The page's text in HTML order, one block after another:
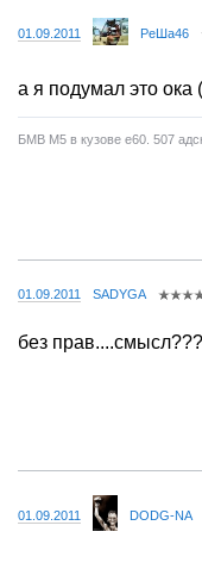
01.09.2011 РеШа46
а я подумал это ока
БМВ М5 в кузове е60. 507
01.09.2011 SADYGA
без
01.09.2011 DODG-NA